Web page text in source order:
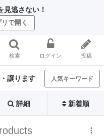
見逃さない！
で開く
検索 ログイン 投稿
譲ります 人気キーワード
詳細 新着順